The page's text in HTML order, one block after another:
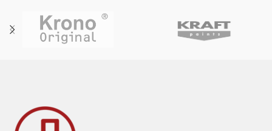
αξία και μοναδικότητα σε κάθε χώρο.